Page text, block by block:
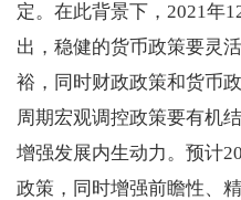
定。在此背景下，2021年
出，稳健的货币政策要灵
裕，同时财政政策和货币
周期宏观调控政策要有机
增强发展内生动力。预计
政策，同时增强前瞻性、